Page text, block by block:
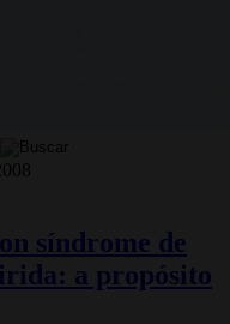
síndrome de
a propósito